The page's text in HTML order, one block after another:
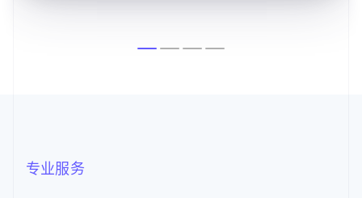
专业服务
澳大利亚
English